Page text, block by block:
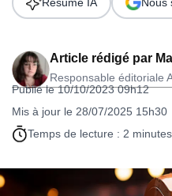
Article rédigé par
Responsable éditoriale
Publié le 10/10/2023 09h12
Mis à jour le 28/07/2025 15h30
Temps de lecture : 2 minutes